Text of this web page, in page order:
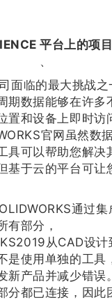
平台上的项
、
临的最大挑战之
期数据能够在许多
置和设备上即时访
官网虽然数
具可以帮助您解决
基于云的平台可让
通过集
有部分，
从CAD设计
是使用单独的工具
新产品并减少错误
分都已连接，因此